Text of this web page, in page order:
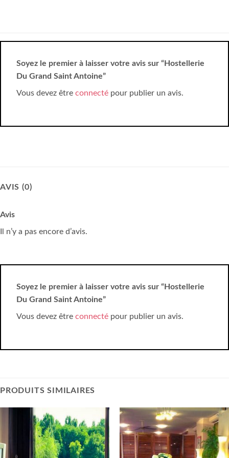
Soyez le premier à laisser votre avis sur “Hostellerie
Du Grand Saint Antoine”
Vous devez être connecté pour publier un avis.
AVIS (0)
Avis
Il n’y a pas encore d’avis.
Soyez le premier à laisser votre avis sur “Hostellerie
Du Grand Saint Antoine”
Vous devez être connecté pour publier un avis.
PRODUITS SIMILAIRES